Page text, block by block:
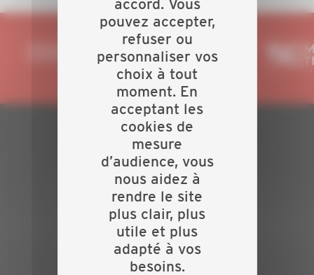
PLAN DU SITE
Actualités
Evénements
Présentation
Nos batailles
Nos services
accord. Vous
pouvez accepter,
refuser ou
personnaliser vos
choix à tout
moment. En
acceptant les
cookies de
mesure
d’audience, vous
nous aidez à
rendre le site
plus clair, plus
utile et plus
adapté à vos
besoins.